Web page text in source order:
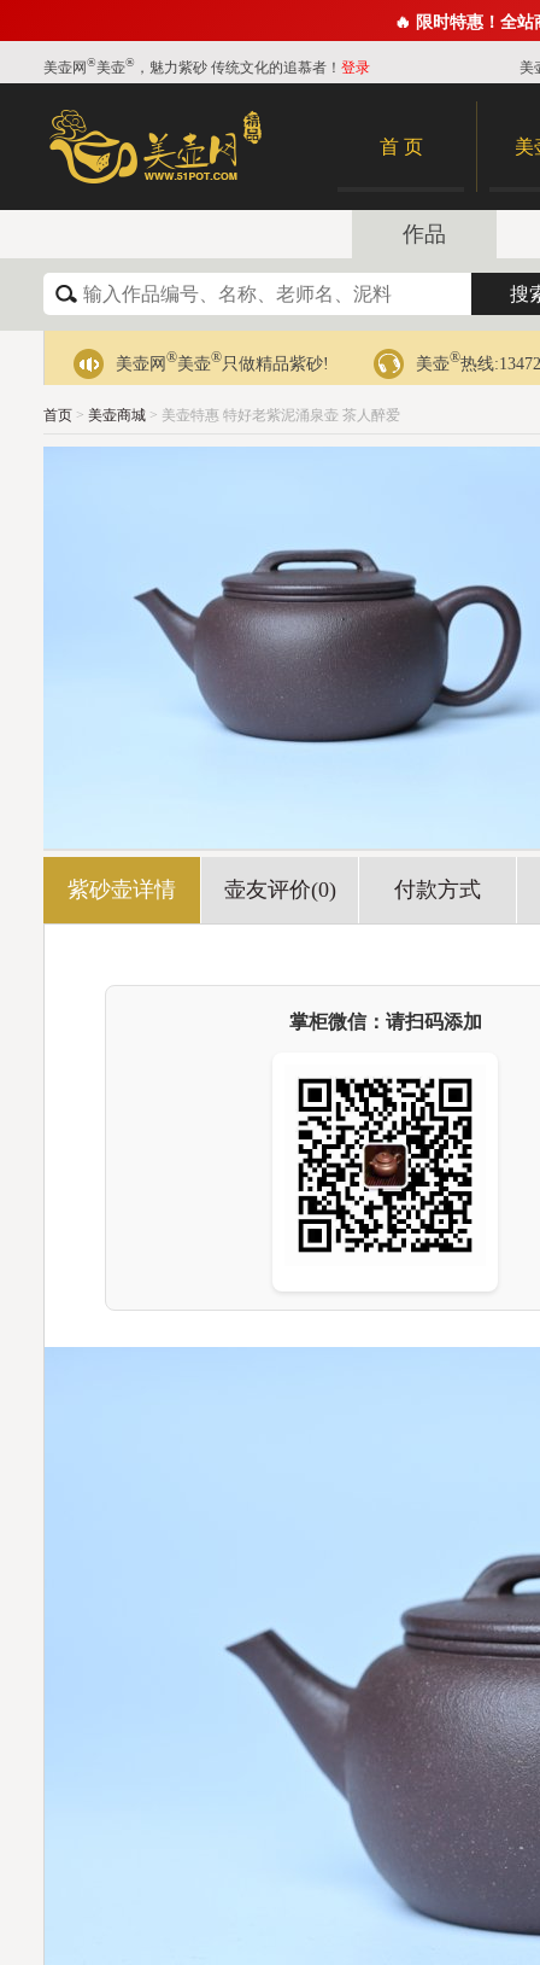
🔥 限时特惠！全
美壶网®美壶® ，魅力紫砂 传统文化的追慕者！ 登录 美
首 页 美
作品
美壶网®美壶®只做精品紫砂! 美壶®热线
首页 > 美壶商城 > 美壶特惠 特好老紫泥涌泉壶 茶人醉爱
紫砂壶详情 壶友评价(0) 付款方式
掌柜微信：请扫码添加